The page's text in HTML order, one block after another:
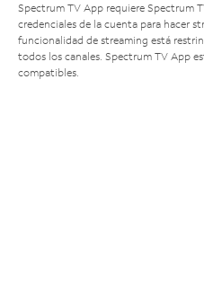
Spectrum TV App requiere Spectrum
credenciales de la cuenta para hacer
funcionalidad de streaming está
todos los canales. Spectrum TV App
compatibles.